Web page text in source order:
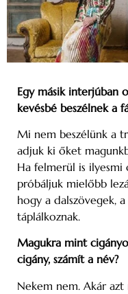
Egy másik interjúban
kevésbé beszélnek a
Mi nem beszélünk a
adjuk ki őket
Ha felmerül is
próbáljuk mielőbb
hogy a dalszövegek,
táplálkoznak.
Magukra mint
cigány, számít a név?
Nekem nem. Akár